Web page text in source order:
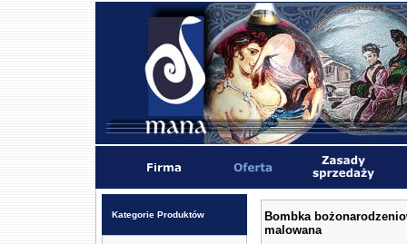
Kategorie Produktów
Bombka
malowana